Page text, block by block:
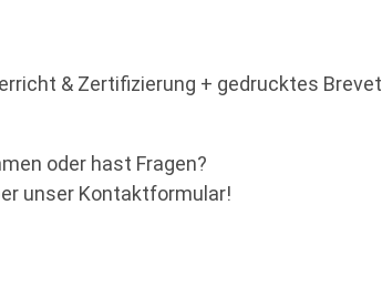
& Zertifizierung + gedrucktes Brevet
oder hast Fragen?
unser Kontaktformular!